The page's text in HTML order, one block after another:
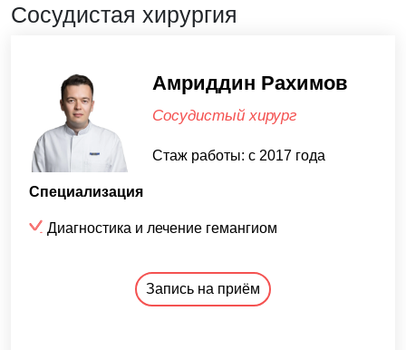
Сосудистая хирургия
Амриддин Рахимов
Сосудистый хирург
Стаж работы: с 2017 года
Специализация
Диагностика и лечение гемангиом
Запись на приём